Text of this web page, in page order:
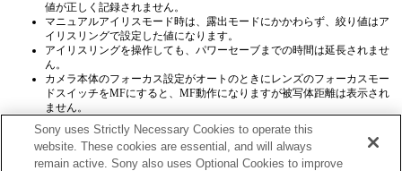
値が正しく記録されません。
マニュアルアイリスモード時は、露出モードにかかわらず、絞り値はア
イリスリングで設定した値になります。
アイリスリングを操作しても、パワーセーブまでの時間は延長されませ
ん。
カメラ本体のフォーカス設定がオートのときにレンズのフォーカスモー
ドスイッチをMFにすると、MF動作になりますが被写体距離は表示され
ません。
Sony uses Strictly Necessary Cookies to operate this
website. These cookies are essential, and will always
remain active. Sony also uses Optional Cookies to improve